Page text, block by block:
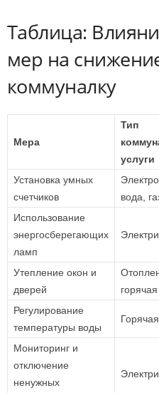
Таблица:
мер на
коммуналку
Мера
Тип
услуги
Установка умных
счетчиков
вода,
Использование
энергосберегающих
ламп
Утепление окон и
дверей
Регулирование
температуры воды
Мониторинг и
отключение
ненужных